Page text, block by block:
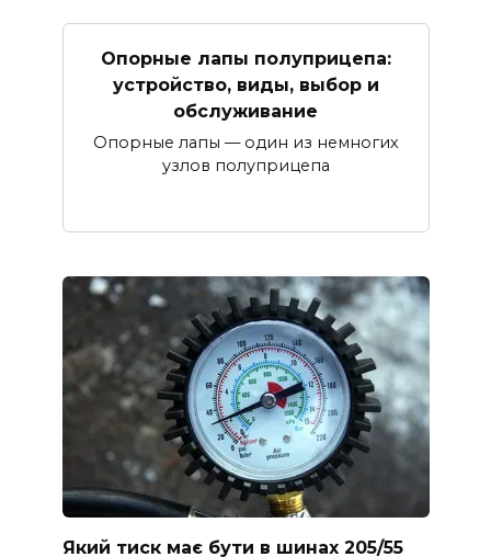
Опорные лапы полуприцепа:
устройство, виды, выбор и
обслуживание
Опорные лапы — один из немногих
узлов полуприцепа
Який тиск має бути в шинах 205/55